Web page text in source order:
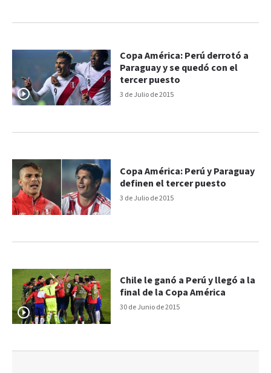
3 de Julio de 2015
Copa América: Perú derrotó a
Paraguay y se quedó con el
tercer puesto
3 de Julio de 2015
Copa América: Perú y Paraguay
definen el tercer puesto
30 de Junio de 2015
Chile le ganó a Perú y llegó a la
final de la Copa América